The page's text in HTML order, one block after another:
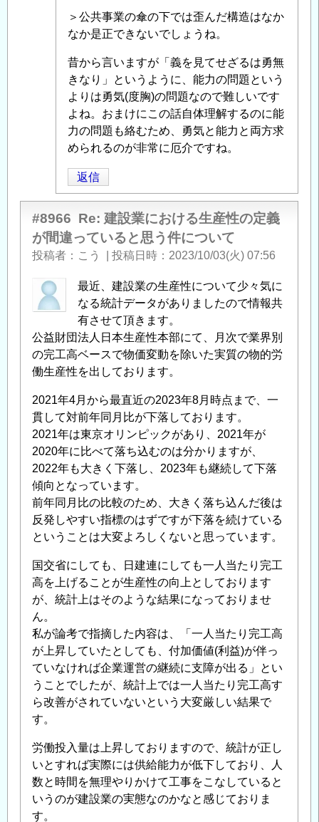
＞公共事業の傘の下では歪んだ構造はなか
なか是正できないでしょうね。
昔から言いますが「義を見てせざるは勇無
きなり」というように、能力の問題という
よりは勇気(度胸)の問題なので難しいです
よね。おまけにこの話自体理解するのに能
力の問題も絡むため、勇気と能力と両方求
められるのが非常に厄介ですね。
返信
#8966 Re: 建設業における生産性の定義
が間違っていると思う件について
投稿者 こう 投稿日時 2023/10/03(火) 07:56
最近、建設業の生産性について少々気に
なる統計データがありましたので情報共
有させて頂きます。
公益財団法人日本生産性本部にて、月次で業界別
の完工高ベースで物価変動を除いた実質の物的労
働生産性を出しております。
2021年4月から最直近の2023年8月時点まで、一
貫して対前年同月比が下落しております。
2021年は東京オリンピックがあり、2021年が
2020年に比べて落ち込むのは分かりますが、
2022年も大きく下落し、2023年も継続して下落
傾向となっています。
前年同月比の比較のため、大きく落ち込んだ後は
反発しやすい指標のはずですが下落を続けている
ということは大変よろしくないと思っています。
国交省にしても、日建連にしても一人当たり完工
高を上げることが生産性の向上としております
が、統計上はそのような結果になっておりませ
ん。
私が論考で指摘した内容は、「一人当たり完工高
が上昇していたとしても、付加価値(利益)が伴っ
ていなければ企業運営の継続に支障が出る」とい
うことでしたが、統計上では一人当たり完工高す
ら改善がされていないという大変厳しい結果で
す。
労働投入量は上昇しておりますので、統計が正し
いとすれば実際には供給能力が低下しており、人
数と時間を無理やりかけて工事をこなしていると
いうのが建設業の実態なのかなと感じておりま
す。